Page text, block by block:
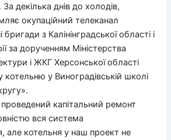
декілька днів до холодів,
окупаційний телеканал
бригади з Калінінградської області і
за дорученням Міністерства
і ЖКГ Херсонської області
котельню у Виноградівській школі
капітальний ремонт
вся система
але котельня у наш проект не